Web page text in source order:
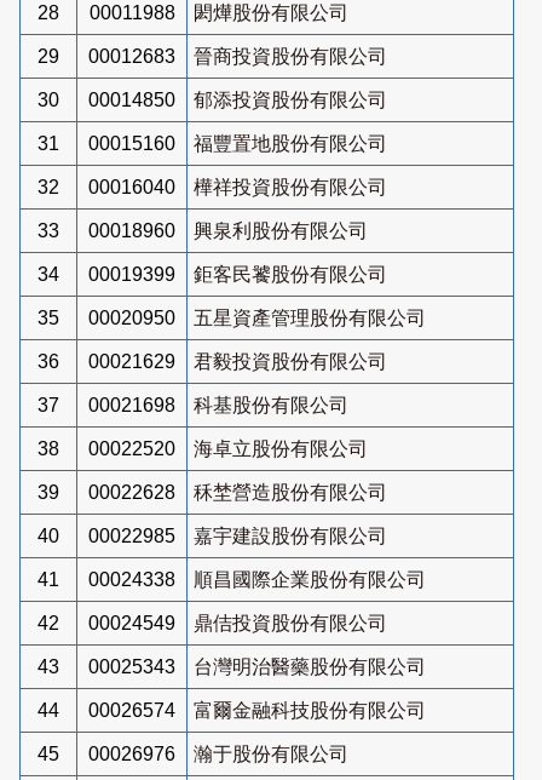
28 00011988 閎燁股份有限公司
29 00012683 晉商投資股份有限公司
30 00014850 郁添投資股份有限公司
31 00015160 福豐置地股份有限公司
32 00016040 樺祥投資股份有限公司
33 00018960 興泉利股份有限公司
34 00019399 鉅客民饕股份有限公司
35 00020950 五星資產管理股份有限公司
36 00021629 君毅投資股份有限公司
37 00021698 科基股份有限公司
38 00022520 海卓立股份有限公司
39 00022628 秝埜營造股份有限公司
40 00022985 嘉宇建設股份有限公司
41 00024338 順昌國際企業股份有限公司
42 00024549 鼎佶投資股份有限公司
43 00025343 台灣明治醫藥股份有限公司
44 00026574 富爾金融科技股份有限公司
45 00026976 瀚于股份有限公司